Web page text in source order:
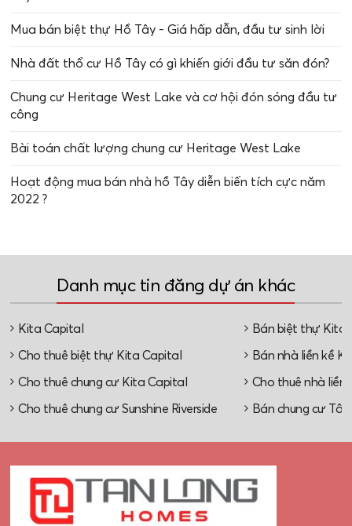
Mua bán biệt thự Hồ Tây - Giá hấp dẫn, đầu tư sinh lời
Nhà đất thổ cư Hồ Tây có gì khiến giới đầu tư săn đón?
Chung cư Heritage West Lake và cơ hội đón sóng đầu tư
công
Bài toán chất lượng chung cư Heritage West Lake
Hoạt động mua bán nhà hồ Tây diễn biến tích cực năm
2022 ?
Danh mục tin đăng dự án khác
Kita Capital Bán biệt thự Kita
Cho thuê biệt thự Kita Capital Bán nhà liền kề
Cho thuê chung cư Kita Capital Cho thuê nhà liền
Cho thuê chung cư Sunshine Riverside Bán chung cư Tây